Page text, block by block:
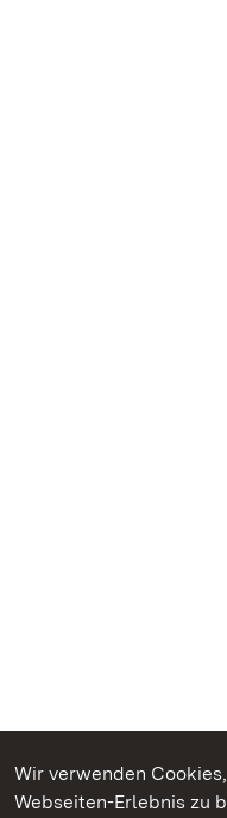
Wir verwenden
Webseiten-Erlebnis zu
Kommen. Staunen.